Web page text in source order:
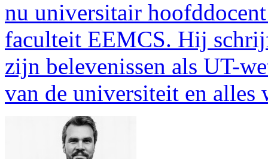
nu universitair
faculteit EEMCS. Hij
zijn belevenissen als UT-
van de universiteit en alles